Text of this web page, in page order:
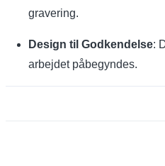
gravering.
Design til Godkendelse:
arbejdet påbegyndes.